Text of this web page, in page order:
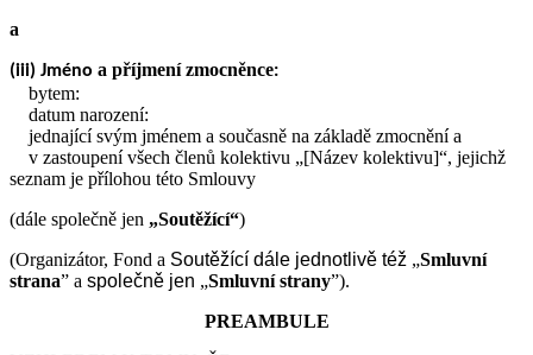
a
(iii) Jméno a příjmení zmocněnce:
bytem:
datum narození:
jednající svým jménem a současně na základě zmocnění a
v zastoupení všech členů kolektivu „[Název kolektivu]“, jejichž
seznam je přílohou této Smlouvy
(dále společně jen „Soutěžící“)
(Organizátor, Fond a Soutěžící dále jednotlivě též „Smluvní
strana” a společně jen „Smluvní strany”).
PREAMBULE